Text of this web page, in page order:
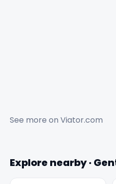
See more on Viator.com
Explore nearby ·